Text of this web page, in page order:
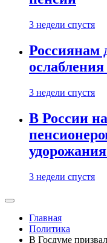
3 недели спустя
Россиянам
3 недели спустя
В России
3 недели спустя
Главная
Политика
В Госдуме